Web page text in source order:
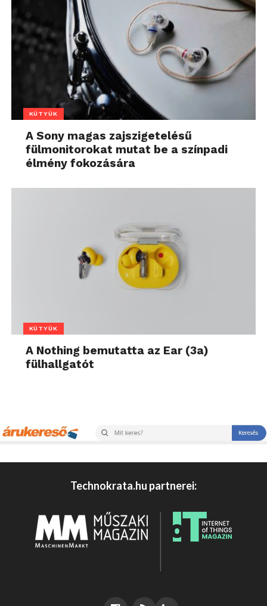
KÜTYÜK
A Sony magas zajszigetelésű
fülmonitorokat mutat be a színpadi
élmény fokozására
KÜTYÜK
A Nothing bemutatta az Ear (3a)
fülhallgatót
Technokrata.hu partnerei: